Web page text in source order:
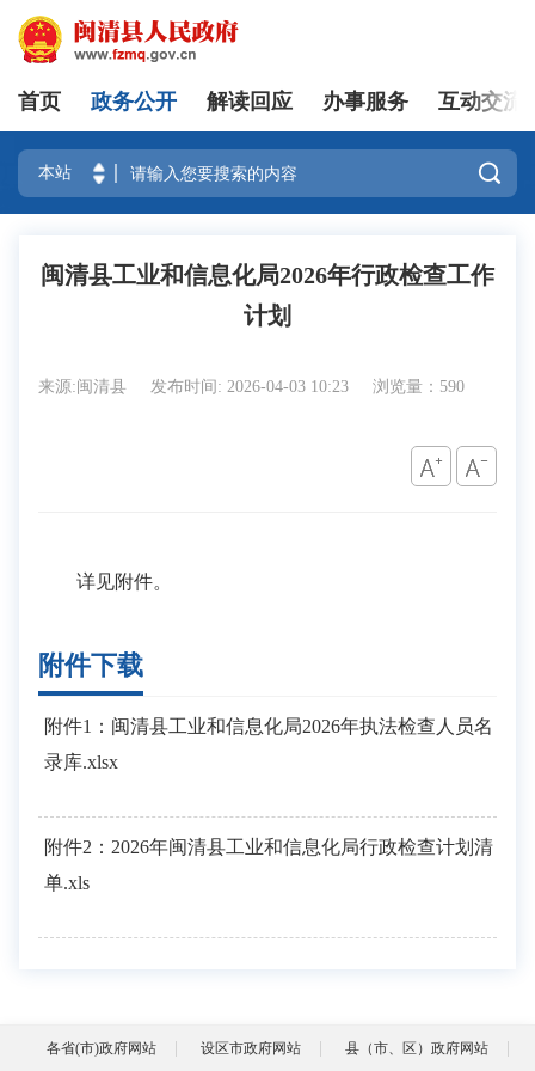
登录
首页 政务公开 解读回应 办事服务 互动交流

闽清县工业和信息化局2026年行政检查工作
计划
来源:闽清县 发布时间: 2026-04-03 10:23 浏览量：590
详见附件。
附件下载
附件1：闽清县工业和信息化局2026年执法检查人员名
录库.xlsx
附件2：2026年闽清县工业和信息化局行政检查计划清
单.xls
各省(市)政府网站 设区市政府网站 县（市、区）政府网站